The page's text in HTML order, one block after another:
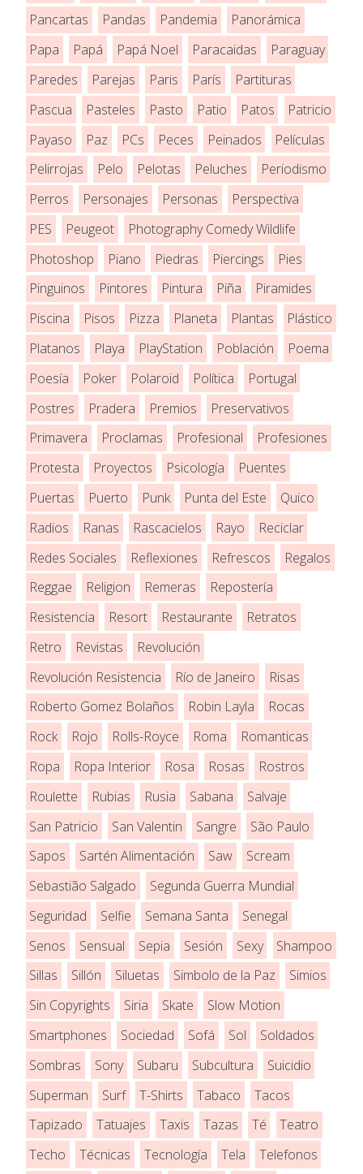
Pancartas
Pandas Pandemia
Panorámica
Papa
Papá Papá Noel Paracaidas
Paraguay
Paredes
Parejas Paris París
Partituras
Pascua
Pasteles Pasto Patio Patos
Patricio
Payaso
Paz PCs Peces Peinados
Películas
Pelirrojas
Pelo Pelotas Peluches
Periodismo
Perros
Personajes Personas
Perspectiva
PES
Peugeot
Photography Comedy Wildlife
Photoshop
Piano Piedras Piercings
Pies
Pinguinos
Pintores Pintura Piña
Piramides
Piscina
Pisos Pizza Planeta Plantas
Plástico
Platanos
Playa PlayStation Población
Poema
Poesía
Poker Polaroid Política
Portugal
Postres
Pradera Premios
Preservativos
Primavera
Proclamas Profesional
Profesiones
Protesta
Proyectos Psicología
Puentes
Puertas
Puerto Punk Punta del Este
Quico
Radios
Ranas Rascacielos Rayo
Reciclar
Redes Sociales
Reflexiones Refrescos
Regalos
Reggae
Religion Remeras
Repostería
Resistencia
Resort Restaurante
Retratos
Retro
Revistas
Revolución
Revolución Resistencia
Río de Janeiro
Risas
Roberto Gomez Bolaños
Robin Layla
Rocas
Rock
Rojo Rolls-Royce Roma
Romanticas
Ropa
Ropa Interior Rosa Rosas
Rostros
Roulette
Rubias Rusia Sabana
Salvaje
San Patricio
San Valentin Sangre
São Paulo
Sapos
Sartén Alimentación Saw
Scream
Sebastião Salgado
Segunda Guerra Mundial
Seguridad
Selfie Semana Santa
Senegal
Senos
Sensual Sepia Sesión Sexy
Shampoo
Sillas
Sillón Siluetas Simbolo de la Paz
Simios
Sin Copyrights
Siria Skate
Slow Motion
Smartphones
Sociedad Sofá Sol
Soldados
Sombras
Sony Subaru Subcultura
Suicidio
Superman
Surf T-Shirts Tabaco
Tacos
Tapizado
Tatuajes Taxis Tazas Té
Teatro
Techo
Técnicas Tecnología Tela
Telefonos